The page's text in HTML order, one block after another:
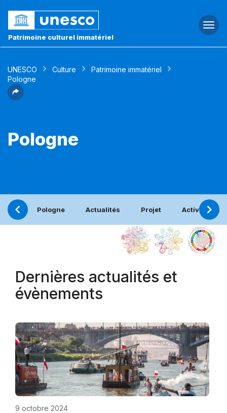
Patrimoine culturel immatériel
UNESCO Culture
Patrimoine immatériel
Pologne
Pologne
Pologne Actualités Projet Activités
Dernières actualités et
évènements
9 octobre 2024